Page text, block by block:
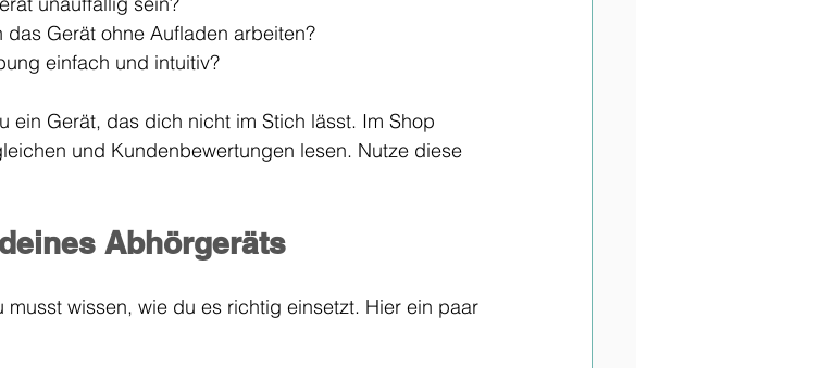
Gerät ohne Aufladen arbeiten?
einfach und intuitiv?
ein Gerät, das dich nicht im Stich lässt. Im Shop
und Kundenbewertungen lesen. Nutze diese
Abhörgeräts
wissen, wie du es richtig einsetzt. Hier ein paar